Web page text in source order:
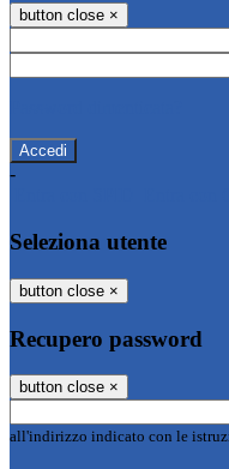
button close ×
-
Seleziona utente
button close ×
Recupero password
button close ×
all'indirizzo indicato con le